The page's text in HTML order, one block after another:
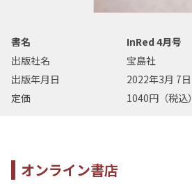
書名
InRed 4月号
出版社名
宝島社
出版年月日
2022年3月 7日
定価
1040円（税込）
オンライン書店